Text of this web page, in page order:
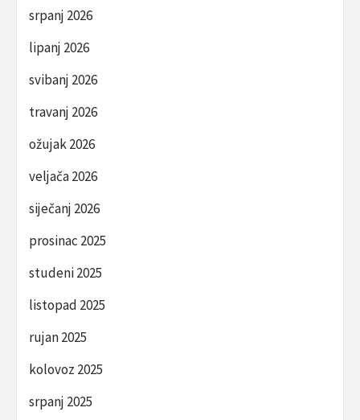
srpanj 2026
lipanj 2026
svibanj 2026
travanj 2026
ožujak 2026
veljača 2026
siječanj 2026
prosinac 2025
studeni 2025
listopad 2025
rujan 2025
kolovoz 2025
srpanj 2025